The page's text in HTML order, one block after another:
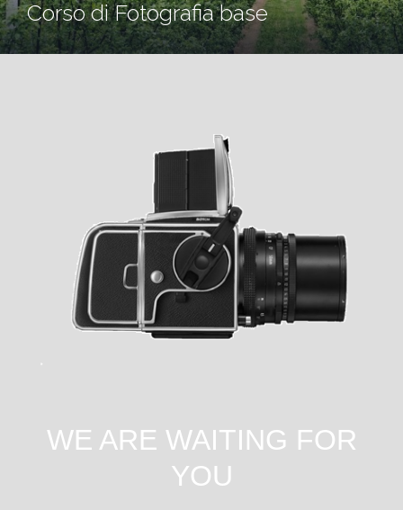
Corso di Fotografia base
WE ARE WAITING FOR
YOU